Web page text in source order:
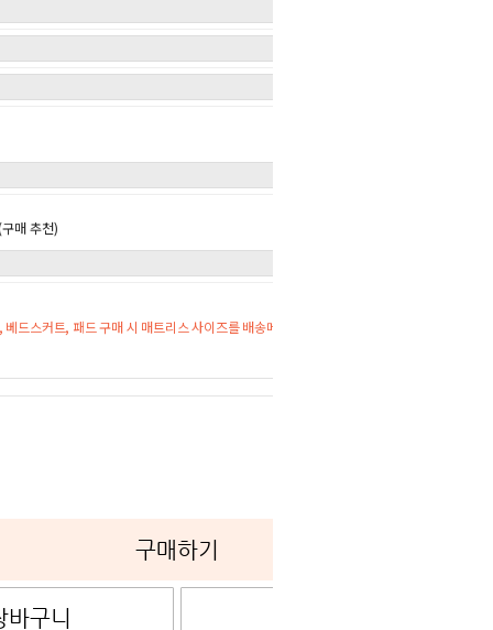
매 추천)
베드스커트, 패드 구매 시 매트리스 사이즈를 배송메시지에 기재해주세요.
구매하기
바구니